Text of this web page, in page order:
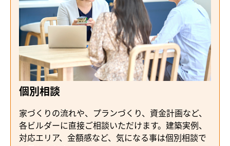
個別相談
家づくりの流れや、プランづくり、資金計画など、
各ビルダーに直接ご相談いただけます。建築実例、
対応エリア、金額感など、気になる事は個別相談で